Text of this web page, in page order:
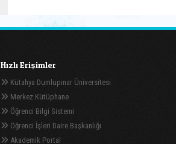
Hızlı Erişimler
Kütahya Dumlupınar Üniversitesi
Merkez Kütüphane
Öğrenci Bilgi Sistemi
Öğrenci İşleri Daire Başkanlığı
Akademik Portal